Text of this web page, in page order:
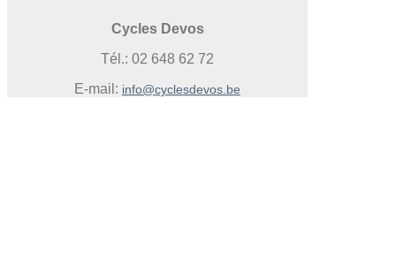
Cycles Devos
Tél.: 02 648 62 72
E-mail: info@cyclesdevos.be